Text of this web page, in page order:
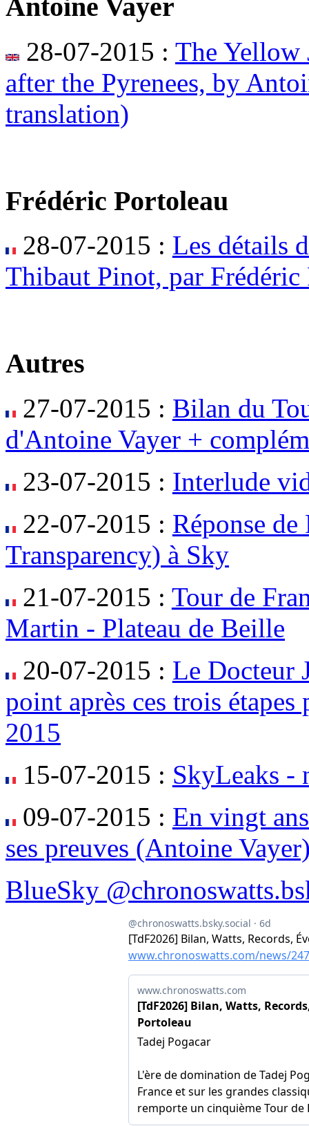
Antoine Vayer
28-07-2015 : The Yellow
after the Pyrenees, by
translation)
Frédéric Portoleau
28-07-2015 : Les détails
Thibaut Pinot, par Frédéric
Autres
27-07-2015 : Bilan du
d'Antoine Vayer +
23-07-2015 : Interlude
22-07-2015 : Réponse
Transparency) à Sky
21-07-2015 : Tour de
Martin - Plateau de Beille
20-07-2015 : Le Docteur
point après ces trois étapes
2015
15-07-2015 : SkyLeaks -
09-07-2015 : En vingt
ses preuves (Antoine
BlueSky